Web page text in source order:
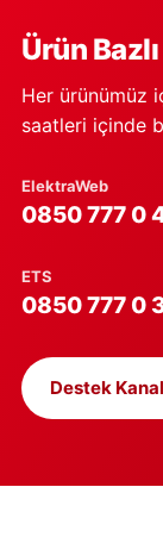
Ürün
Her ürünümüz
saatleri içinde
ElektraWeb
0850 777 0
ETS
0850 777 0
Destek